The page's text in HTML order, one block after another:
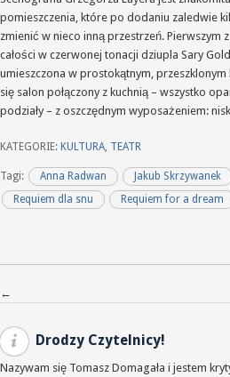
pomieszczenia, które po dodaniu zaledwie
zmienić w nieco inną przestrzeń. Pierwszym
całości w czerwonej tonacji dziupla Sary
umieszczona w prostokątnym,
się salon połączony z kuchnią – wszystko
podziały – z oszczędnym wyposażeniem:
KATEGORIE: KULTURA, TEATR
Tagi: Anna Radwan Jakub Skrzywanek
Requiem dla snu
Requiem for a dream
Nawigacja po wpisach
←
Drodzy Czytelnicy!
Nazywam się Tomasz Domagała i jestem